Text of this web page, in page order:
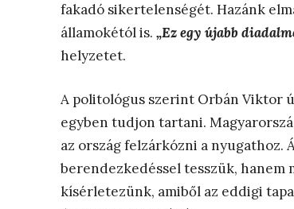
fakadó sikertelenségét. Hazánk
államokétól is. „Ez egy újabb
helyzetet.
A politológus szerint Orbán Viktor
egyben tudjon tartani.
az ország felzárkózni a nyugathoz.
berendezkedéssel tesszük, hanem
kísérletezünk, amiből az eddigi